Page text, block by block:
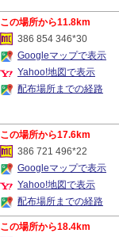
11.8km
386 854 346*30
Googleマップで表示
Yahoo!地図で表示
配布場所までの経路
17.6km
386 721 496*22
Googleマップで表示
Yahoo!地図で表示
配布場所までの経路
18.4km